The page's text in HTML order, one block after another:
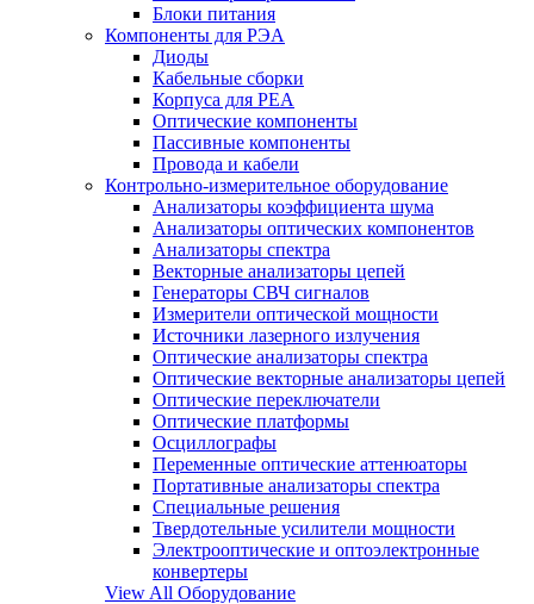
Блоки питания
Компоненты для РЭА
Диоды
Кабельные сборки
Корпуса для РЕА
Оптические компоненты
Пассивные компоненты
Провода и кабели
Контрольно-измерительное оборудование
Анализаторы коэффициента шума
Анализаторы оптических компонентов
Анализаторы спектра
Векторные анализаторы цепей
Генераторы СВЧ сигналов
Измерители оптической мощности
Источники лазерного излучения
Оптические анализаторы спектра
Оптические векторные анализаторы цепей
Оптические переключатели
Оптические платформы
Осциллографы
Переменные оптические аттенюаторы
Портативные анализаторы спектра
Специальные решения
Твердотельные усилители мощности
Электрооптические и оптоэлектронные
конвертеры
View All Оборудование